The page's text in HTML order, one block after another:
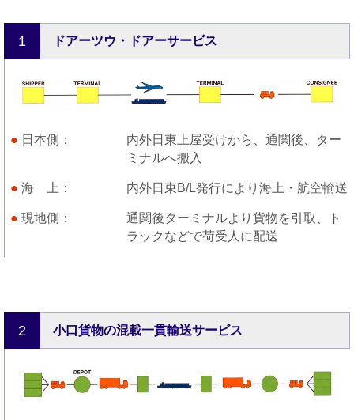
1 ドアーツウ・ドアーサービス
日本側
内外日東上屋受けから、通関後、ター
ミナルへ搬入
海 上 内外日東B/L発行により海上・航空輸送
現地側
通関後ターミナルより貨物を引取、ト
ラックなどで荷受人に配送
2 小口貨物の混載一貫輸送サービス